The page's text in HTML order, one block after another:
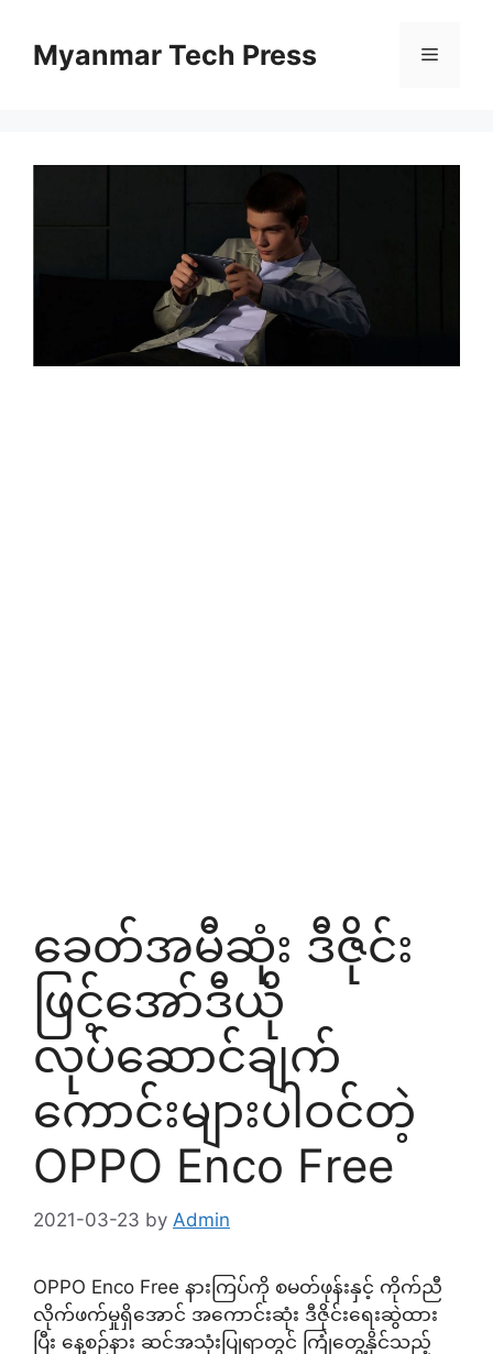
contentMyanmar Tech Press Menu
ခေတ်အမီဆုံး ဒီဇိုင်း
ဖြင့်အော်ဒီယို
လုပ်ဆောင်ချက်
ကောင်းများပါဝင်တဲ့
OPPO Enco Free
2021-03-23 by Admin
OPPO Enco Free နားကြပ်ကို စမတ်ဖုန်းနှင့် ကိုက်ညီ
လိုက်ဖက်မှုရှိအောင် အကောင်းဆုံး ဒီဇိုင်းရေးဆွဲထား
ပြီး နေ့စဉ်နား ဆင်အသုံးပြုရာတွင် ကြုံတွေ့နိုင်သည့်